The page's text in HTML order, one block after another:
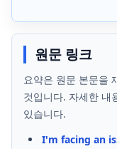
원문 링크
요약은 원문 본문을
것입니다. 자세한 내
있습니다.
I'm facing an